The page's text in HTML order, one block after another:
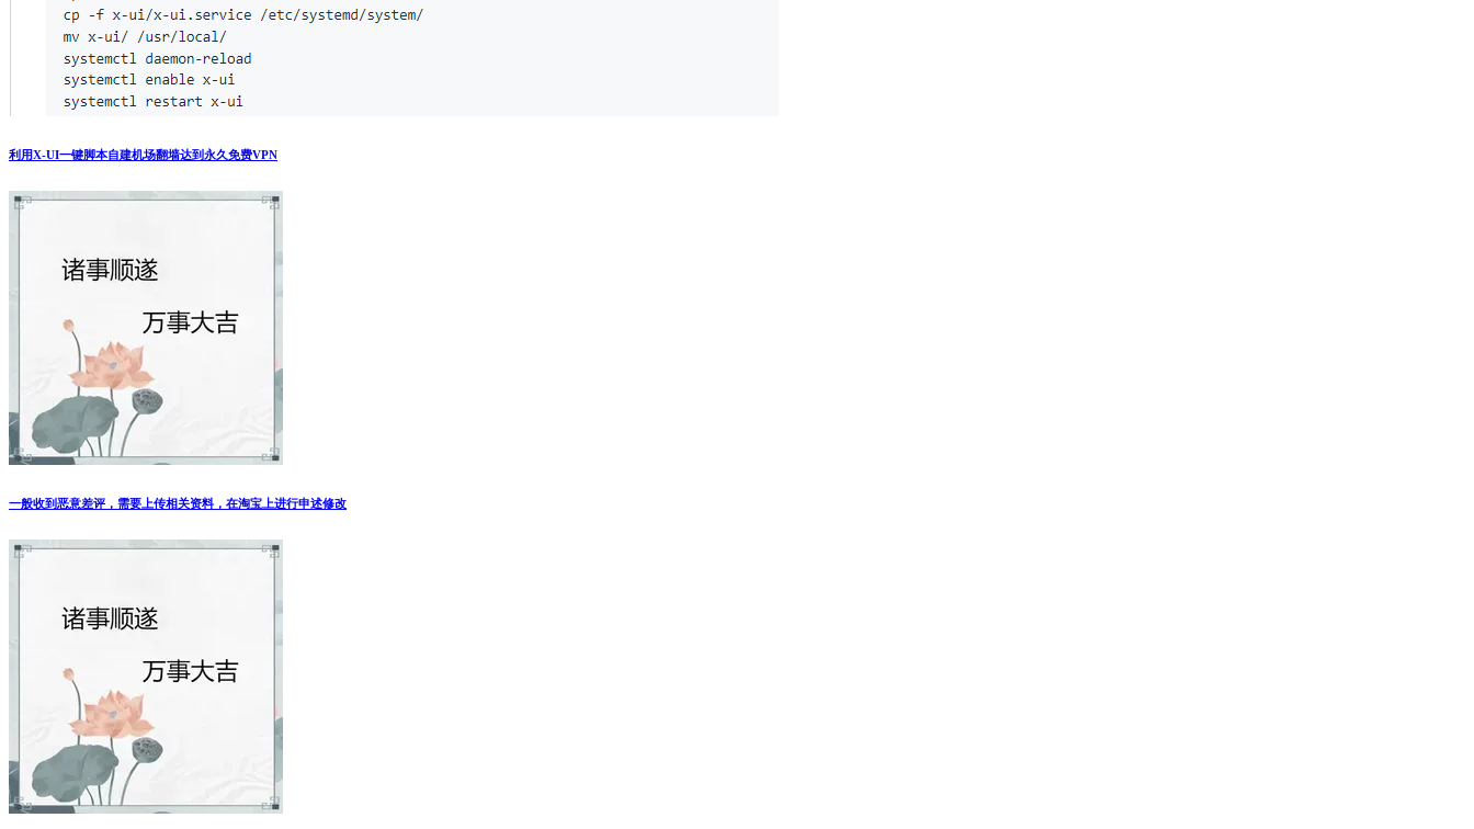
利用X-UI一键脚本自建机场翻墙达到永久免费VPN
一般收到恶意差评，需要上传相关资料，在淘宝上进行申述修改